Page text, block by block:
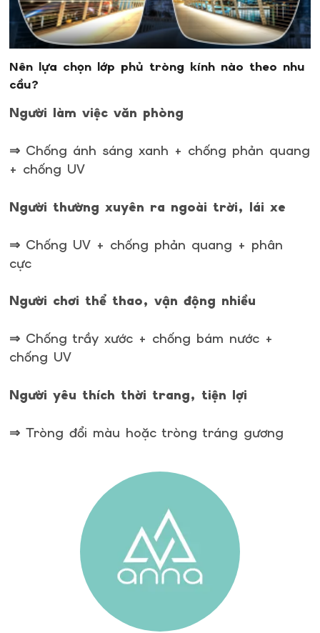
Nên lựa chọn lớp phủ tròng kính nào theo nhu
cầu?
Người làm việc văn phòng
⇒ Chống ánh sáng xanh + chống phản quang
+ chống UV
Người thường xuyên ra ngoài trời, lái xe
⇒ Chống UV + chống phản quang + phân
cực
Người chơi thể thao, vận động nhiều
⇒ Chống trầy xước + chống bám nước +
chống UV
Người yêu thích thời trang, tiện lợi
⇒ Tròng đổi màu hoặc tròng tráng gương